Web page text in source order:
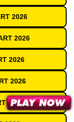
2026
2026
2026
2026
2026